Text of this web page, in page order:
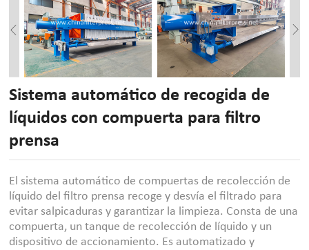
Sistema automático de recogida de
líquidos con compuerta para filtro
prensa
El sistema automático de compuertas de recolección de
líquido del filtro prensa recoge y desvía el filtrado para
evitar salpicaduras y garantizar la limpieza. Consta de una
compuerta, un tanque de recolección de líquido y un
dispositivo de accionamiento. Es automatizado y